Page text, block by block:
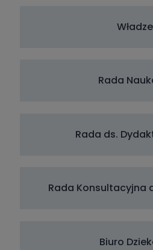
Władze
Rada
Rada ds.
Rada Konsultacyjna
Biuro